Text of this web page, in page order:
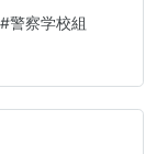
今回のビジュ
）。白バイに
在感はまさ
から人気が高
い。8月末に、
#警察学校組